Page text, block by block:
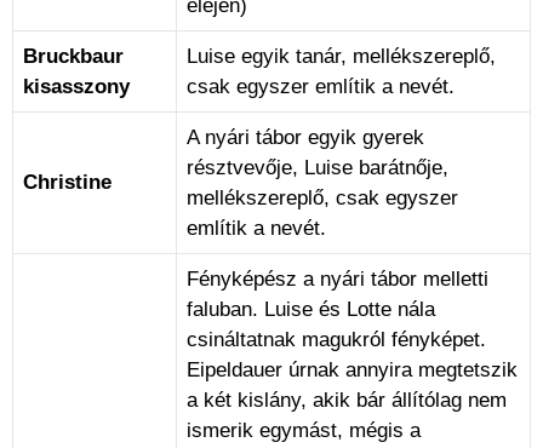
elején)
Bruckbaur
kisasszony
Luise egyik tanár, mellékszereplő,
csak egyszer említik a nevét.
Christine
A nyári tábor egyik gyerek
résztvevője, Luise barátnője,
mellékszereplő, csak egyszer
említik a nevét.
Fényképész a nyári tábor melletti
faluban. Luise és Lotte nála
csináltatnak magukról fényképet.
Eipeldauer úrnak annyira megtetszik
a két kislány, akik bár állítólag nem
ismerik egymást, mégis a